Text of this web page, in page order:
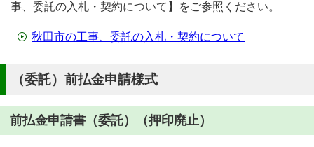
事、委託の入札・契約について】をご参照ください。
秋田市の工事、委託の入札・契約について
（委託）前払金申請様式
前払金申請書（委託）（押印廃止）